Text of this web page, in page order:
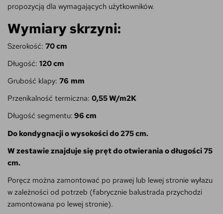
propozycją dla wymagających użytkowników.
Wymiary skrzyni:
Szerokość: 70 cm
Długość: 120 cm
Grubość klapy: 76 mm
Przenikalność termiczna: 0,55 W/m2K
Długość segmentu: 96 cm
Do kondygnacji o wysokości do 275 cm.
W zestawie znajduje się pręt do otwierania o długości 75
cm.
Poręcz można zamontować po prawej lub lewej stronie wyłazu
w zależności od potrzeb (fabrycznie balustrada przychodzi
zamontowana po lewej stronie).